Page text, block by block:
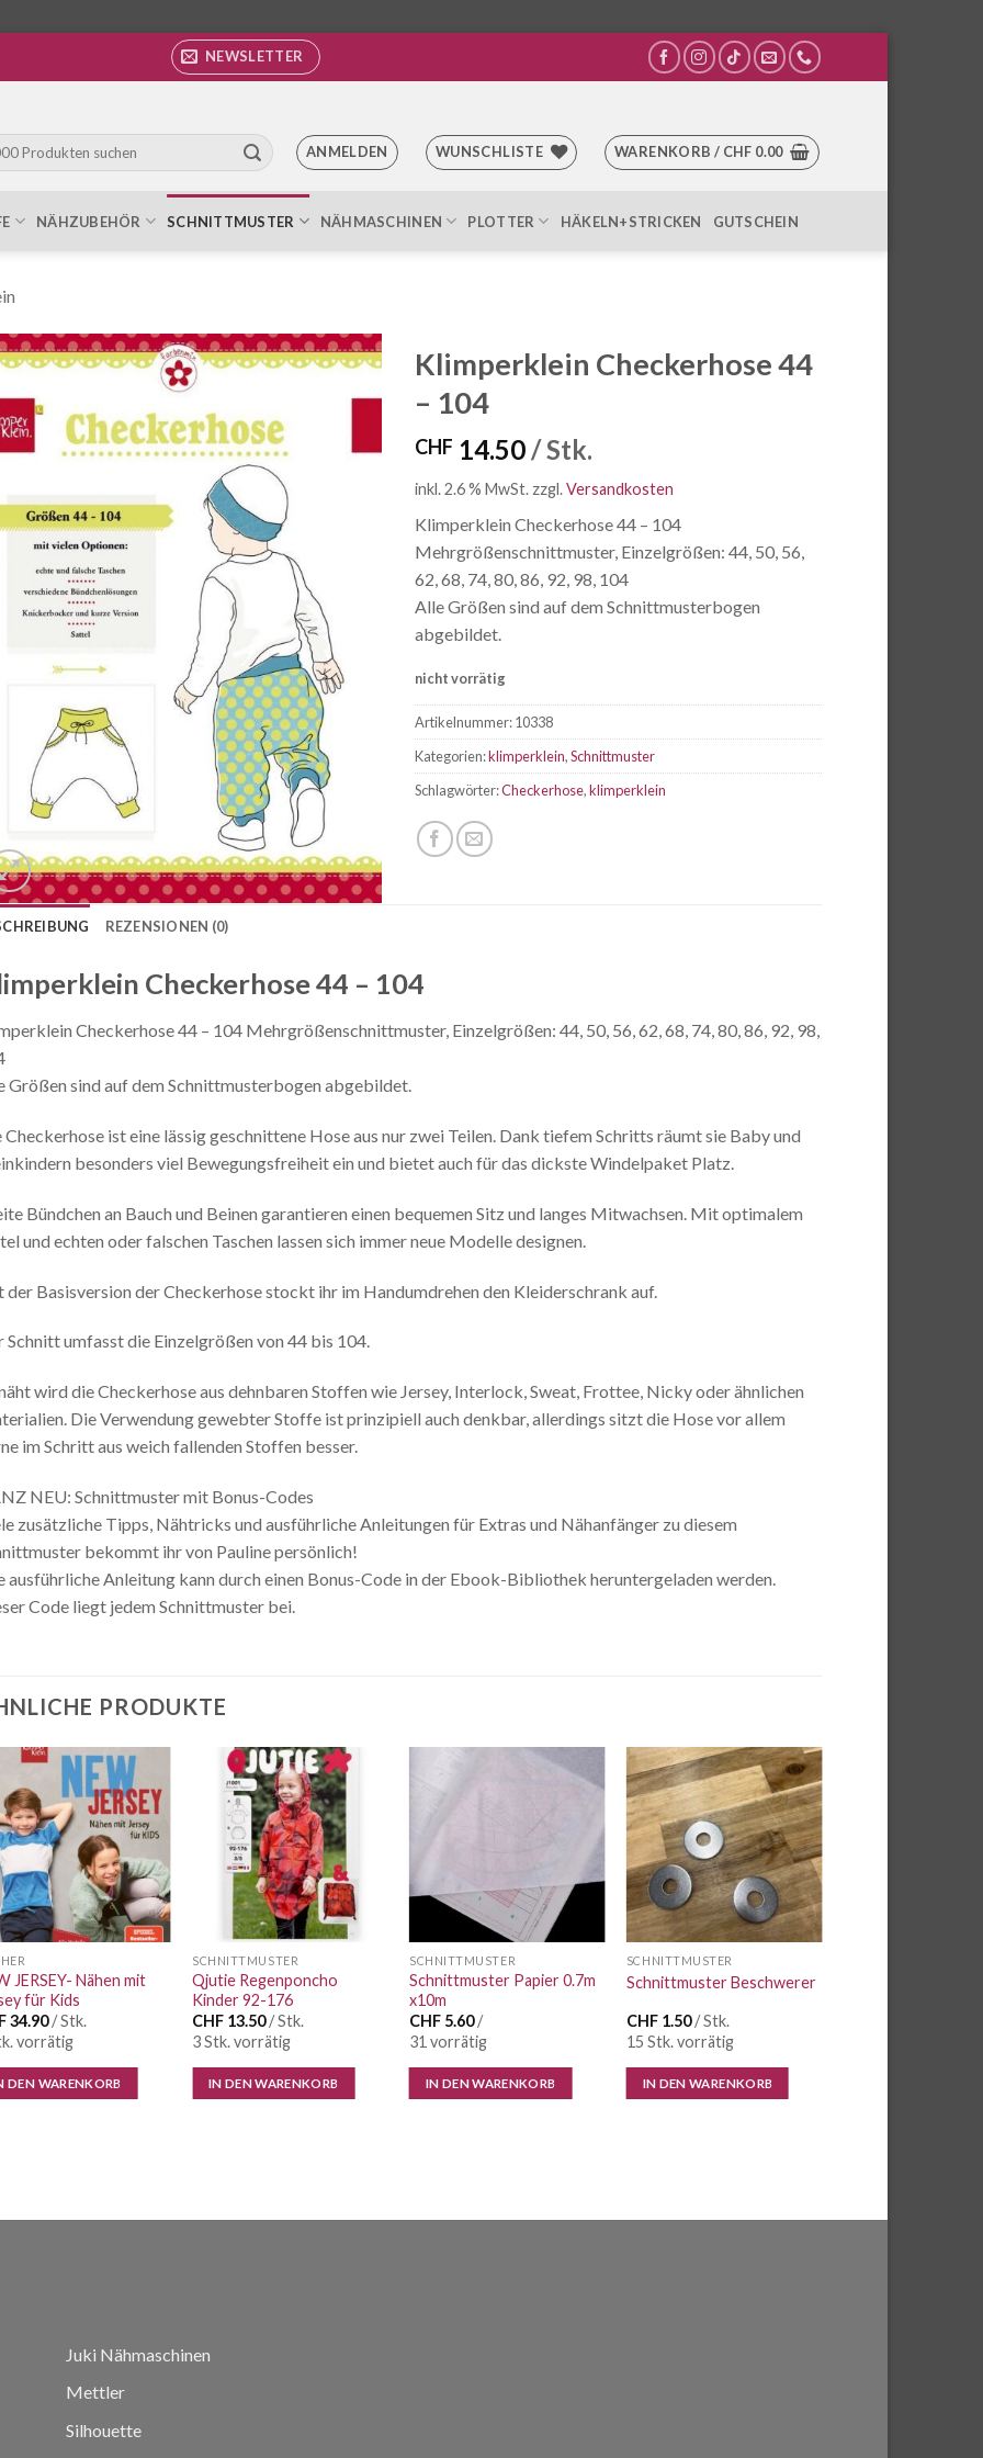
NEWSLETTER
ANMELDEN WUNSCHLISTE WARENKORB / CHF 0.00
NÄHZUBEHÖR SCHNITTMUSTER NÄHMASCHINEN PLOTTER HÄKELN+STRICKEN GUTSCHEIN
Wunschliste
Klimperklein Checkerhose 44
– 104
CHF 14.50 / Stk.
inkl. 2.6 % MwSt. zzgl.Versandkosten
Klimperklein Checkerhose 44 – 104
Mehrgrößenschnittmuster, Einzelgrößen: 44, 50, 56,
62, 68, 74, 80, 86, 92, 98, 104
Alle Größen sind auf dem Schnittmusterbogen
abgebildet.
nicht vorrätig
Artikelnummer:10338
Kategorien:klimperklein,Schnittmuster
Schlagwörter:Checkerhose,klimperklein
REZENSIONEN (0)
Checkerhose 44 – 104
Checkerhose 44 – 104 Mehrgrößenschnittmuster, Einzelgrößen: 44, 50, 56, 62, 68, 74, 80, 86, 92, 98,
Größen sind auf dem Schnittmusterbogen abgebildet.
Checkerhose ist eine lässig geschnittene Hose aus nur zwei Teilen. Dank tiefem Schritts räumt sie Baby und
besonders viel Bewegungsfreiheit ein und bietet auch für das dickste Windelpaket Platz.
Bündchen an Bauch und Beinen garantieren einen bequemen Sitz und langes Mitwachsen. Mit optimalem
und echten oder falschen Taschen lassen sich immer neue Modelle designen.
Basisversion der Checkerhose stockt ihr im Handumdrehen den Kleiderschrank auf.
Schnitt umfasst die Einzelgrößen von 44 bis 104.
wird die Checkerhose aus dehnbaren Stoffen wie Jersey, Interlock, Sweat, Frottee, Nicky oder ähnlichen
Die Verwendung gewebter Stoffe ist prinzipiell auch denkbar, allerdings sitzt die Hose vor allem
im Schritt aus weich fallenden Stoffen besser.
NEU: Schnittmuster mit Bonus-Codes
zusätzliche Tipps, Nähtricks und ausführliche Anleitungen für Extras und Nähanfänger zu diesem
bekommt ihr von Pauline persönlich!
ausführliche Anleitung kann durch einen Bonus-Code in der Ebook-Bibliothek heruntergeladen werden.
Code liegt jedem Schnittmuster bei.
PRODUKTE
Auf die
Wunschliste
JERSEY- Nähen mit
für Kids
34.90/ Stk.
vorrätig
DEN WARENKORB
Auf die
Wunschliste
SCHNITTMUSTER
Qjutie Regenponcho
Kinder 92-176
CHF 13.50/ Stk.
3 Stk. vorrätig
IN DEN WARENKORB
Wunschliste
SCHNITTMUSTER
Schnittmuster Papier 0.7m
x10m
CHF 5.60/
31 vorrätig
IN DEN WARENKORB
Auf die
Wunschliste
SCHNITTMUSTER
Schnittmuster Beschwerer
CHF1.50/ Stk.
15 Stk. vorrätig
IN DEN WARENKORB
Juki Nähmaschinen
Mettler
Silhouette